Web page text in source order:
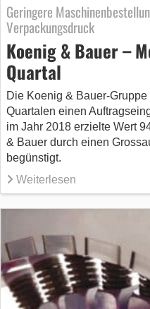
Geringere
Verpackungsdruck
Koenig & Bauer –
Quartal
Die Koenig & Bauer-
Quartalen einen
im Jahr 2018 erzielte Wert
& Bauer durch einen
begünstigt.
Weiterlesen